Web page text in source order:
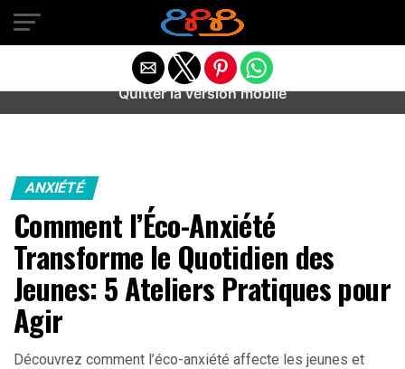
Warning
: preg_match(): Unknown modifier '/' in
/home/u589487443/domains/aideanxietestress.fr/
content/plugins/idev-post-views/includes/class-bots.php
ANXIÉTÉ
Comment l’Éco-Anxiété
Transforme le Quotidien des
Jeunes: 5 Ateliers Pratiques pour
Agir
Découvrez comment l’éco-anxiété affecte les jeunes et
Quitter la version mobile